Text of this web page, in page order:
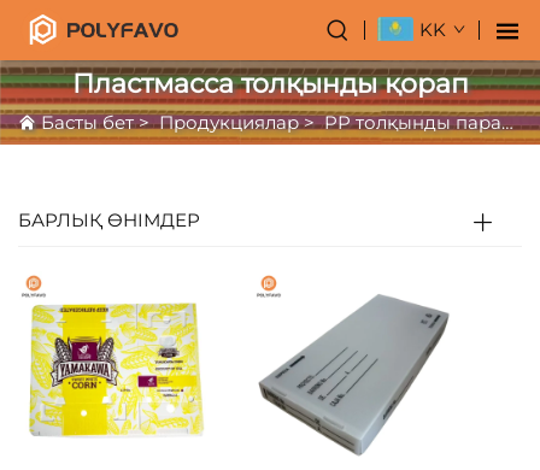
KK
Пластмасса толқынды қорап
Басты бет>Продукциялар>PP толқынды парақ >
БАРЛЫҚ ӨНІМДЕР